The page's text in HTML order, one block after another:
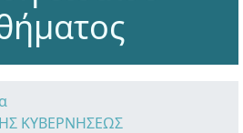
ΚΥΒΕΡΝΗΣΕΩΣ